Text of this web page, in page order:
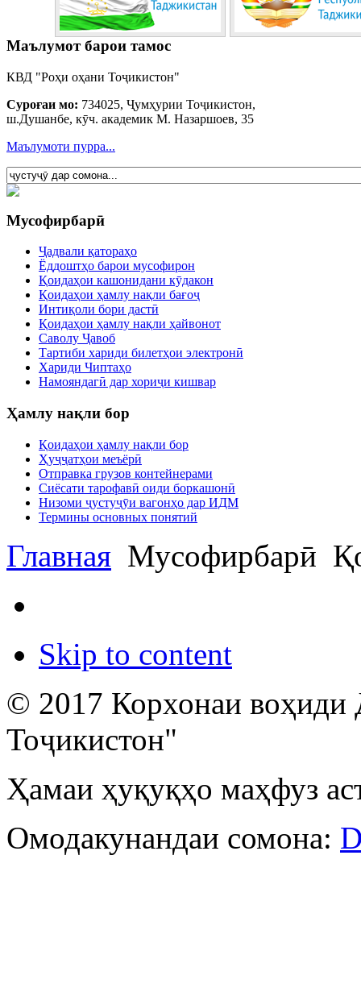
Маълумот барои тамос
КВД "Роҳи оҳани Тоҷикистон"
Суроғаи мо: 734025, Ҷумҳурии Тоҷикистон,
ш.Душанбе, кӯч. академик М. Назаршоев, 35
Маълумоти пурра...
Мусофирбарӣ
Ҷадвали қатораҳо
Ёддоштҳо барои мусофирон
Қоидаҳои кашонидани кӯдакон
Қоидаҳои ҳамлу нақли бағоҷ
Интиқоли бори дастӣ
Қоидаҳои ҳамлу нақли ҳайвонот
Саволу Ҷавоб
Тартиби хариди билетҳои электронӣ
Хариди Чиптаҳо
Намояндагӣ дар хориҷи кишвар
Ҳамлу нақли бор
Қоидаҳои ҳамлу нақли бор
Ҳуҷҷатҳои меъёрӣ
Отправка грузов контейнерами
Сиёсати тарофавӣ оиди боркашонӣ
Низоми ҷустуҷӯи вагонҳо дар ИДМ
Термины основных понятий
Главная Мусофирбарӣ
Skip to content
© 2017 Корхонаи воҳиди
Тоҷикистон"
Ҳамаи ҳуқуқҳо маҳфуз
Омодакунандаи сомона: